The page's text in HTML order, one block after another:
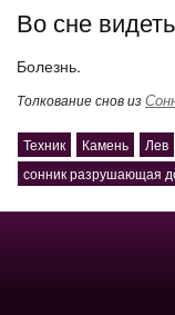
Во сне
Болезнь.
Толкование снов из
Техник Камень Лев
сонник разрушающая